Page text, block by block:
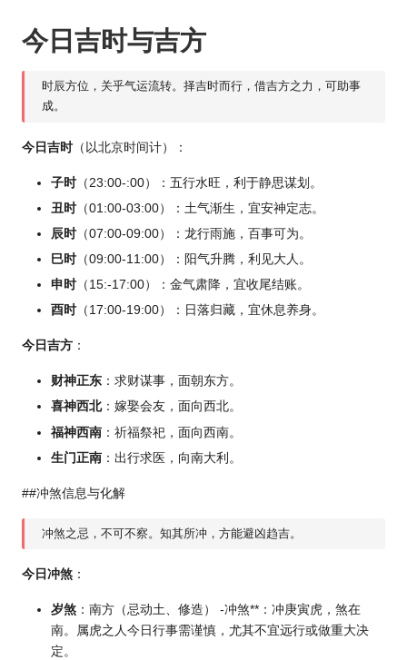
今日吉时与吉方
时辰方位，关乎气运流转。择吉时而行，借吉方之力，可助事
成。
今日吉时 （以北京时间计）：
子时 （23:00-:00）：五行水旺，利于静思谋划。
丑时 （01:00-03:00）：土气渐生，宜安神定志。
辰时 （07:00-09:00）：龙行雨施，百事可为。
巳时 （09:00-11:00）：阳气升腾，利见大人。
申时 （15:-17:00）：金气肃降，宜收尾结账。
酉时 （17:00-19:00）：日落归藏，宜休息养身。
今日吉方 ：
财神正东 ：求财谋事，面朝东方。
喜神西北：嫁娶会友，面向西北。
福神西南 ：祈福祭祀，面向西南。
生门正南 ：出行求医，向南大利。
##冲煞信息与化解
冲煞之忌，不可不察。知其所冲，方能避凶趋吉。
今日冲煞 ：
岁煞 ：南方（忌动土、修造） -冲煞**：冲庚寅虎，煞在
南。属虎之人今日行事需谨慎，尤其不宜远行或做重大决
定。